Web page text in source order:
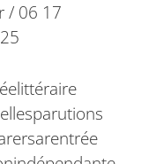
/ 06 17